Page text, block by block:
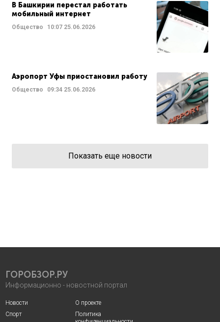
В Башкирии перестал работать
мобильный интернет
Общество 10:07 25.06.2026
Аэропорт Уфы приостановил работу
Общество 09:34 25.06.2026
Показать еще новости
ГОРОБЗОР.РУ
Информационно - новостной портал
Новости
Спорт
О проекте
Политика